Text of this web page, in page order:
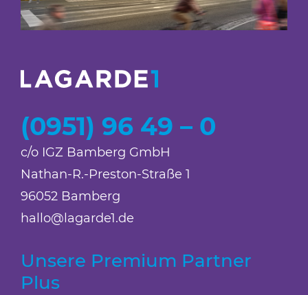
(0951) 96 49 – 0
c/o IGZ Bamberg GmbH
Nathan-R.-Preston-Straße 1
96052 Bamberg
hallo@lagarde1.de
Unsere Premium Partner
Plus